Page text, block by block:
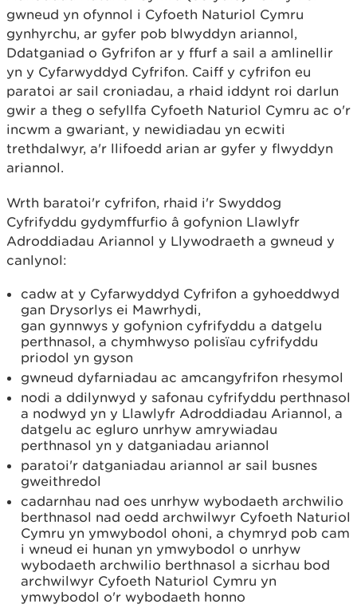
gwneud yn ofynnol i Cyfoeth Naturiol Cymru
gynhyrchu, ar gyfer pob blwyddyn ariannol,
Ddatganiad o Gyfrifon ar y ffurf a sail a amlinellir
yn y Cyfarwyddyd Cyfrifon. Caiff y cyfrifon eu
paratoi ar sail croniadau, a rhaid iddynt roi darlun
gwir a theg o sefyllfa Cyfoeth Naturiol Cymru ac o'r
incwm a gwariant, y newidiadau yn ecwiti
trethdalwyr, a'r llifoedd arian ar gyfer y flwyddyn
ariannol.
Wrth baratoi'r cyfrifon, rhaid i'r Swyddog
Cyfrifyddu gydymffurfio â gofynion Llawlyfr
Adroddiadau Ariannol y Llywodraeth a gwneud y
canlynol:
cadw at y Cyfarwyddyd Cyfrifon a gyhoeddwyd
gan Drysorlys ei Mawrhydi,
gan gynnwys y gofynion cyfrifyddu a datgelu
perthnasol, a chymhwyso polisïau cyfrifyddu
priodol yn gyson
gwneud dyfarniadau ac amcangyfrifon rhesymol
nodi a ddilynwyd y safonau cyfrifyddu perthnasol
a nodwyd yn y Llawlyfr Adroddiadau Ariannol, a
datgelu ac egluro unrhyw amrywiadau
perthnasol yn y datganiadau ariannol
paratoi'r datganiadau ariannol ar sail busnes
gweithredol
cadarnhau nad oes unrhyw wybodaeth archwilio
berthnasol nad oedd archwilwyr Cyfoeth Naturiol
Cymru yn ymwybodol ohoni, a chymryd pob cam
i wneud ei hunan yn ymwybodol o unrhyw
wybodaeth archwilio berthnasol a sicrhau bod
archwilwyr Cyfoeth Naturiol Cymru yn
ymwybodol o'r wybodaeth honno